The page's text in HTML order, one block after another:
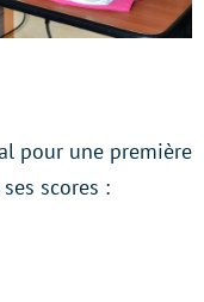
pour une première
scores :